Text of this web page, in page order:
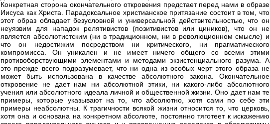
Конкретная сторона окончательного откровения предстает перед нами в образе
Иисуса как Христа. Парадоксальное христианское притязание состоит в том, что
этот образ обладает безусловной и универсальной действительностью, что он
неуязвим для нападок релятивистов (позитивистов или циников), что он не
является абсолютистским (ни в традиционном, ни в революционном смысле) и
что он недостижим посредством ни критического, ни прагматического
компромисса. Он уникален и не имеет ничего общего со всеми этими
противоборствующими элементами и методами экзистенциального разума. А
это прежде всего подразумевает, что ни одна из особых черт этого образа не
может быть использована в качестве абсолютного закона. Окончательное
откровение не дает нам ни абсолютной этики, ни какого-либо абсолютного
учения или абсолютного идеала личной и общественной жизни. Оно дает нам те
примеры, которые указывают на то, что абсолютно, хотя сами по себе эти
примеры неабсолютны. К трагичности всякой жизни относится то, что церковь,
хотя она и основана на конкретном абсолюте, постоянно тяготеет к искажению